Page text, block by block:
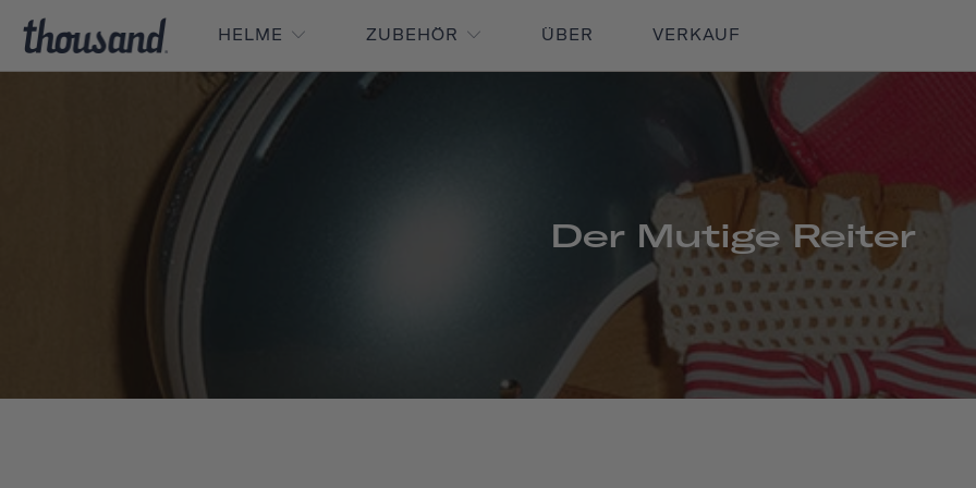
HELME ZUBEHÖR ÜBER VERKAUF
Der Mutige Reiter